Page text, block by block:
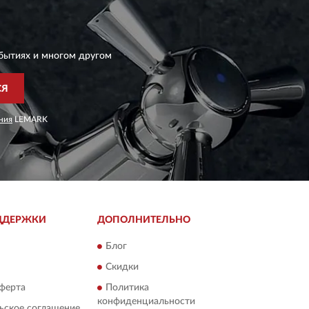
и многом другом
LEMARK
ДОПОЛНИТЕЛЬНО
Блог
Скидки
Политика
конфиденциальности